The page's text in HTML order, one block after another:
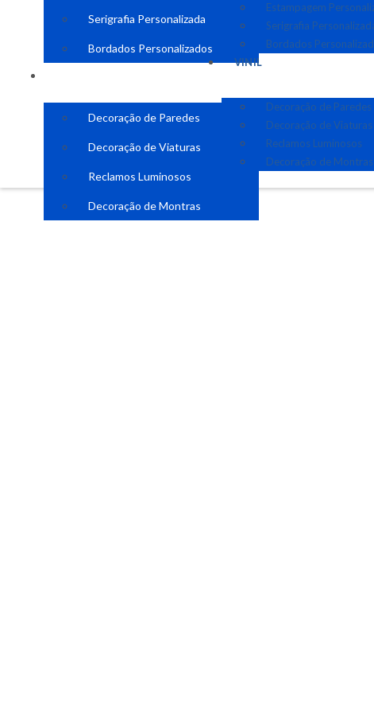
Serigrafia Personalizada
Bordados Personalizados
Decoração de Paredes
Decoração de Viaturas
Reclamos Luminosos
Decoração de Montras
Estampagem
Serigrafia
Bordados
VINIL
Decoração de Paredes
Decoração de Viaturas
Reclamos Luminosos
Decoração de Montras